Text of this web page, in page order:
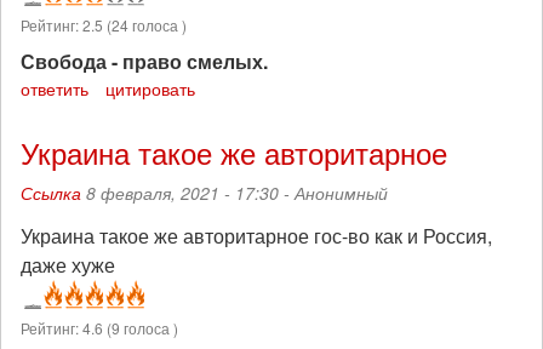
Рейтинг:2.5 (24голоса )
Свобода - право смелых.
ответить цитировать
Украина такое же авторитарное
Ссылка 8 февраля, 2021 - 17:30 -Анонимный
Украина такое же авторитарное гос-во как и Россия,
даже хуже
Рейтинг:4.6 (9 голоса )